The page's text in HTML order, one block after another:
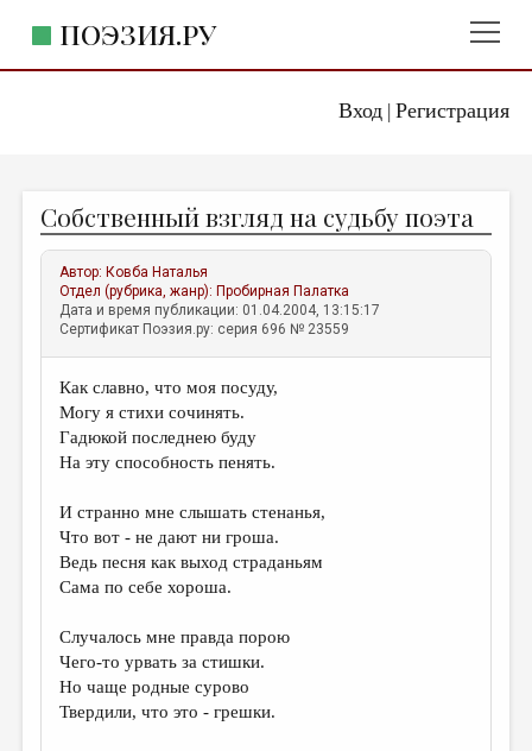
Вход| Регистрация
ПОЭЗИЯ.РУ
ЖАНРЫ
АВТОРЫ
КОММЕНТАРИИ
ЛИТСАЛОН
НОВОСТИ
ПРАВИЛА САЙТА
ИЗБРАННОЕ
ДАЙДЖЕСТ
ПЕРЕВОДЫ
КОНКУРСЫ
Собственный взгляд на судьбу поэта
Автор: Ковба Наталья
Отдел (рубрика, жанр): Пробирная Палатка
Дата и время публикации: 01.04.2004, 13:15:17
Сертификат Поэзия.ру: серия 696 № 23559
Как славно, что моя посуду,
Могу я стихи сочинять.
Гадюкой последнею буду
На эту способность пенять.
И странно мне слышать стенанья,
Что вот - не дают ни гроша.
Ведь песня как выход страданьям
Сама по себе хороша.
Случалось мне правда порою
Чего-то урвать за стишки.
Но чаще родные сурово
Твердили, что это - грешки.